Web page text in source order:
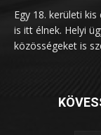
Egy 18. kerületi
is itt élnek. Helyi
közösségeket is